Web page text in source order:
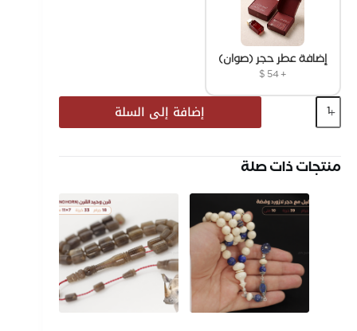
إضافة عطر حجر (صوان)
+
$54
إضافة إلى السلة
منتجات ذات صلة